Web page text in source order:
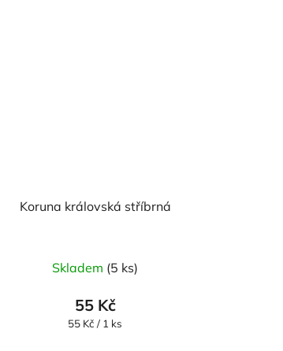
Koruna královská stříbrná
Skladem (5 ks)
55 Kč
Měrná
55 Kč / 1 ks